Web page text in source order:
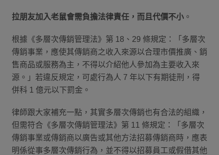
拉朋友加入老鼠會需負擔法律責任，而且代價不小 。
根據《多層次傳銷管理法》第 18、29 條規定：「多層次
傳銷事業，應使其傳銷商之收入來源以合理市價推廣、銷
售商品或服務為主，不得以介紹他人參加為主要收入來
源。」若違反規定，可處行為人 7 年以下有期徒刑，得
併科 1 億元以下罰金。
律師跟大家補充一點，其實多層次傳銷也有合法的組織，
但需符合《多層次傳銷管理法》第 11 條規定：「多層次
傳銷事業或傳銷商以廣告或其他方法招募傳銷商時，應表
明係從事多層次傳銷行為，並不得以招募員工或假借其他